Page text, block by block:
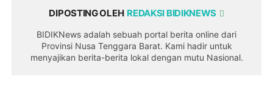
DIPOSTING OLEH REDAKSI BIDIKNEWS
BIDIKNews adalah sebuah portal berita online dari
Provinsi Nusa Tenggara Barat. Kami hadir untuk
menyajikan berita-berita lokal dengan mutu Nasional.